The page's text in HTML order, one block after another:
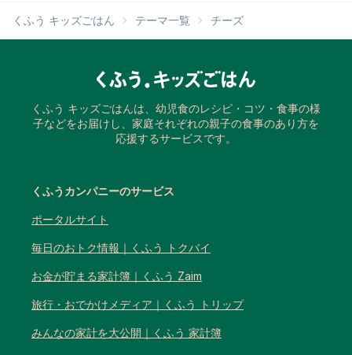
くふう キッズごはん テーマ一覧 チーズ
くふう キッズごはんは、幼児食のレシピ・コツ・食事の様
子などをお届けし、家庭それぞれの親子の食事のあり方を
応援するサービスです。
くふうカンパニーのサービス
ポータルサイト
毎日のおトク情報｜くふう トクバイ
お金が貯まる家計簿｜くふう Zaim
旅行・おでかけメディア｜くふう トリップ
みんなの家計を大公開｜くふう 家計簿